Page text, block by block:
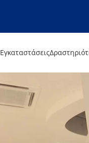
Εγκαταστάσεις